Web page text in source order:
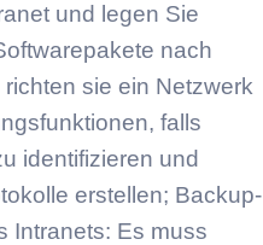
und legen Sie
nach
sie ein Netzwerk
falls
identifizieren und
erstellen; Backup-
Intranets: Es muss